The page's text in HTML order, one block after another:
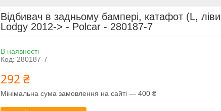
Відбивач в задньому бампері, катафот (L,
Lodgy 2012-> - Polcar - 280187-7
В наявності
Код: 280187-7
292 ₴
Мінімальна сума замовлення на сайті — 400 ₴